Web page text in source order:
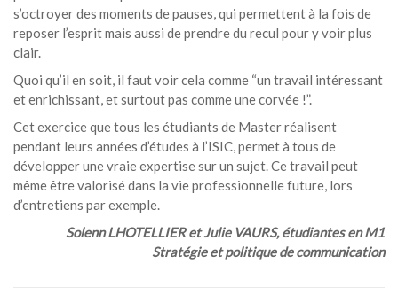
s’octroyer des moments de pauses, qui permettent à la fois de
reposer l’esprit mais aussi de prendre du recul pour y voir plus
clair.
Quoi qu’il en soit, il faut voir cela comme “un travail intéressant
et enrichissant, et surtout pas comme une corvée !”.
Cet exercice que tous les étudiants de Master réalisent
pendant leurs années d’études à l’ISIC, permet à tous de
développer une vraie expertise sur un sujet. Ce travail peut
même être valorisé dans la vie professionnelle future, lors
d’entretiens par exemple.
Solenn LHOTELLIER et Julie VAURS, étudiantes en M1
Stratégie et politique de communication